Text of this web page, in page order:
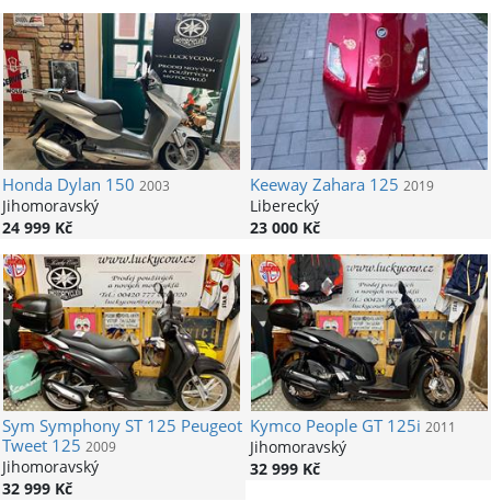
HondaDylan 150 2003
Jihomoravský
24 999 Kč
KeewayZahara 125 2019
Liberecký
23 000 Kč
Sym Symphony ST 125 Peugeot
Tweet 125 2009
Jihomoravský
32 999 Kč
KymcoPeople GT 125i 2011
Jihomoravský
32 999 Kč